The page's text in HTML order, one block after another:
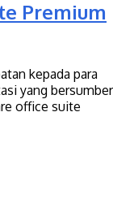
Premium
kepada para
yang bersumber
office suite